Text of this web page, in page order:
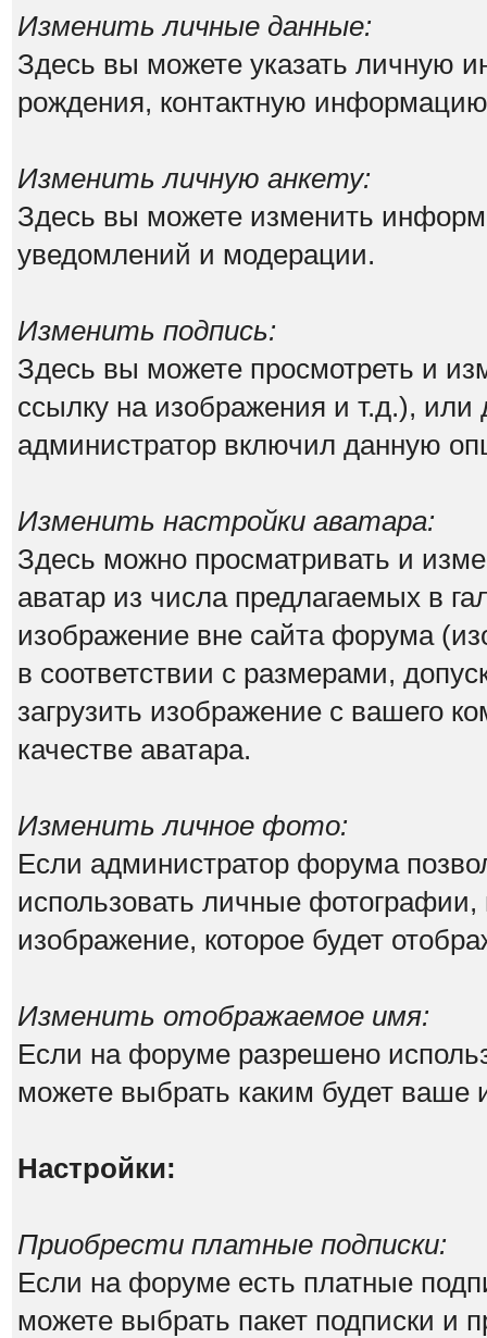
Изменить личные данные:
Здесь вы можете указать личную
рождения, контактную
Изменить личную анкету:
Здесь вы можете изменить
уведомлений и модерации.
Изменить подпись:
Здесь вы можете просмотреть и
ссылку на изображения и т.д.),
администратор включил данную
Изменить настройки аватара:
Здесь можно просматривать и
аватар из числа предлагаемых в
изображение вне сайта форума
в соответствии с размерами,
загрузить изображение с вашего
качестве аватара.
Изменить личное фото:
Если администратор форума
использовать личные фотографии,
изображение, которое будет
Изменить отображаемое имя:
Если на форуме разрешено
можете выбрать каким будет
Настройки:
Приобрести платные подписки:
Если на форуме есть платные
можете выбрать пакет подписки и